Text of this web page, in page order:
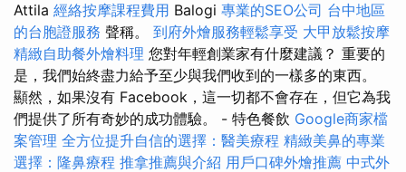
Attila 經絡按摩課程費用 Balogi 專業的SEO公司 台中地區
的台胞證服務 聲稱。 到府外燴服務輕鬆享受 大甲放鬆按摩
精緻自助餐外燴料理 您對年輕創業家有什麼建議？ 重要的
是，我們始終盡力給予至少與我們收到的一樣多的東西。
顯然，如果沒有 Facebook，這一切都不會存在，但它為我
們提供了所有奇妙的成功體驗。 - 特色餐飲 Google商家檔
案管理 全方位提升自信的選擇：醫美療程 精緻美鼻的專業
選擇：隆鼻療程 推拿推薦與介紹 用戶口碑外燴推薦 中式外